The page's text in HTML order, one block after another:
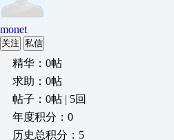
monet
关注 私信
精华：0帖
求助：0帖
帖子：0帖 | 5回
年度积分：0
历史总积分：5